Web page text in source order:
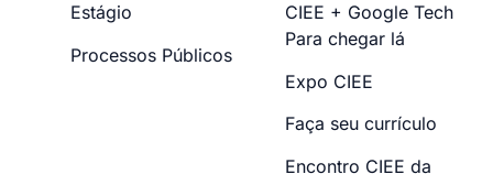
Estágio
Processos Públicos
CIEE + Google Tech
Para chegar lá
Expo CIEE
Faça seu currículo
Encontro CIEE da